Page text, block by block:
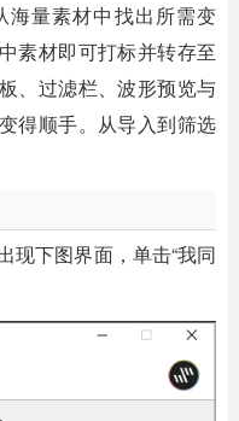
海量素材中找出所需变
素材即可打标并转存至
、过滤栏、波形预览与
得顺手。从导入到筛选
现下图界面，单击“我同